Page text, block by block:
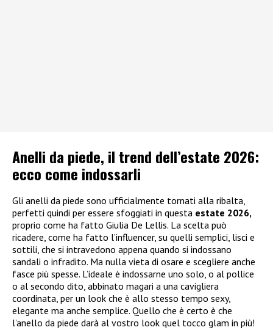
Anelli da piede, il trend dell’estate 2026:
ecco come indossarli
Gli anelli da piede sono ufficialmente tornati alla ribalta,
perfetti quindi per essere sfoggiati in questa estate 2026,
proprio come ha fatto Giulia De Lellis. La scelta può
ricadere, come ha fatto l’influencer, su quelli semplici, lisci e
sottili, che si intravedono appena quando si indossano
sandali o infradito. Ma nulla vieta di osare e scegliere anche
fasce più spesse. L’ideale è indossarne uno solo, o al pollice
o al secondo dito, abbinato magari a una cavigliera
coordinata, per un look che è allo stesso tempo sexy,
elegante ma anche semplice. Quello che è certo è che
l’anello da piede darà al vostro look quel tocco glam in più!